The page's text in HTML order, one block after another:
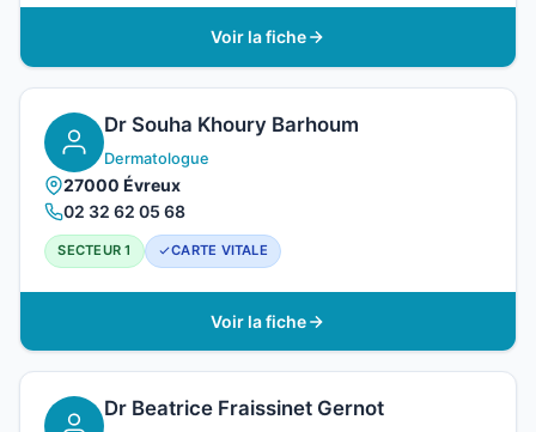
Voir la fiche
Dr Souha Khoury Barhoum
Dermatologue
27000 Évreux
02 32 62 05 68
SECTEUR 1 CARTE VITALE
Voir la fiche
Dr Beatrice Fraissinet Gernot